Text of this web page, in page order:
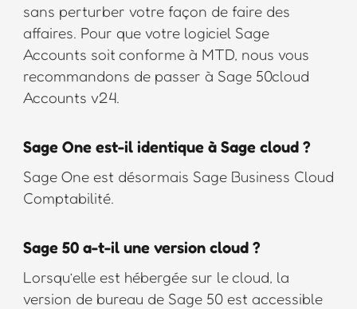
sans perturber votre façon de faire des
affaires. Pour que votre logiciel Sage
Accounts soit conforme à MTD, nous vous
recommandons de passer à Sage 50cloud
Accounts v24.
Sage One est-il identique à Sage cloud ?
Sage One est désormais Sage Business Cloud
Comptabilité.
Sage 50 a-t-il une version cloud ?
Lorsqu’elle est hébergée sur le cloud, la
version de bureau de Sage 50 est accessible